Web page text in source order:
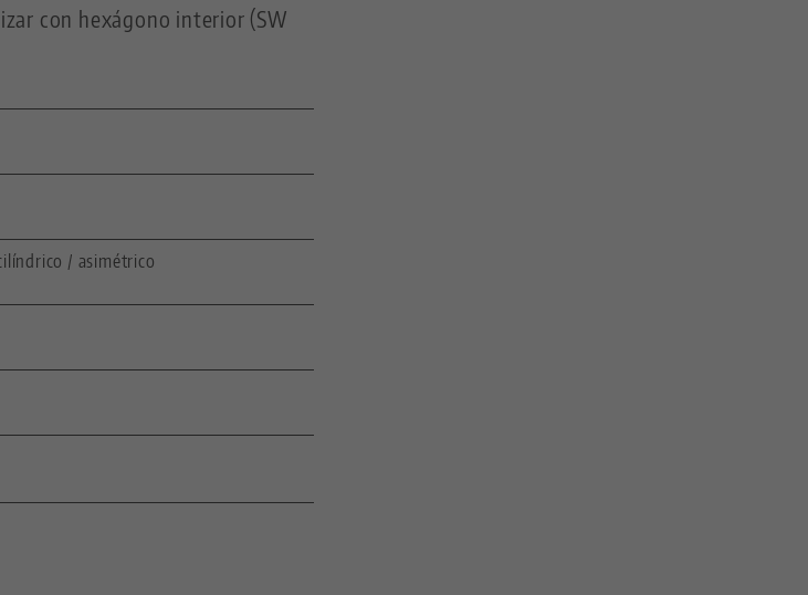
con hexágono interior (SW
/ asimétrico